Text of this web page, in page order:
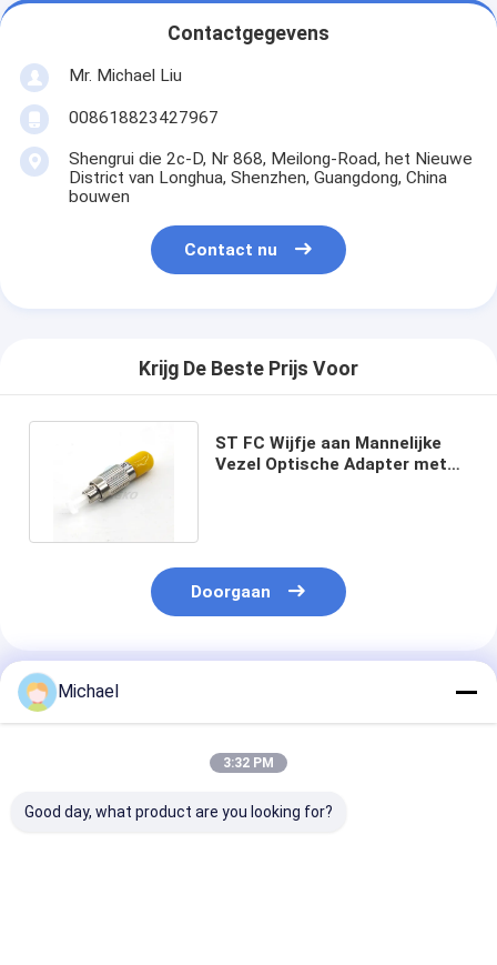
Contactgegevens
Mr. Michael Liu
008618823427967
Shengrui die 2c-D, Nr 868, Meilong-Road, het Nieuwe
District van Longhua, Shenzhen, Guangdong, China
bouwen
Contact nu
Krijg De Beste Prijs Voor
ST FC Wijfje aan Mannelijke
Vezel Optische Adapter met
Doorgaan
Geadviseerde Producten
Michael
3:32 PM
Good day, what product are you looking for?